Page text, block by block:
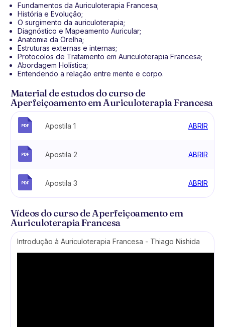
Fundamentos da Auriculoterapia Francesa;
História e Evolução;
O surgimento da auriculoterapia;
Diagnóstico e Mapeamento Auricular;
Anatomia da Orelha;
Estruturas externas e internas;
Protocolos de Tratamento em Auriculoterapia Francesa;
Abordagem Holística;
Entendendo a relação entre mente e corpo.
Material de estudos do curso de
Aperfeiçoamento em Auriculoterapia Francesa
Apostila 1 ABRIR
Apostila 2 ABRIR
Apostila 3 ABRIR
Vídeos do curso de Aperfeiçoamento em
Auriculoterapia Francesa
Introdução à Auriculoterapia Francesa - Thiago Nishida